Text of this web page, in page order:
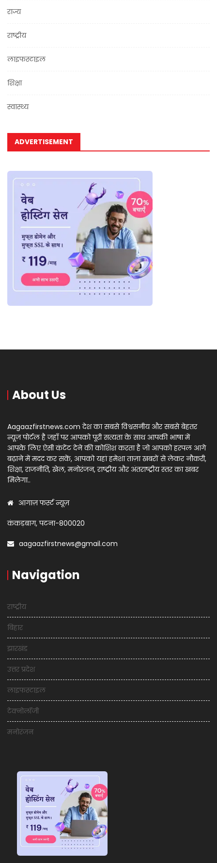
राज्य
राष्ट्रीय
लाइफस्टाइल
शिक्षा
स्वास्थ्य
ADVERTISEMENT
About Us
Aagaazfirstnews.com देश का सबसे विश्वसनीय और सबसे बेहतर
न्यूज़ पोर्टल है जहाँ पर आपको पूरी सत्यता के साथ आपकी भाषा में
आपके लिए ऐसी कंटेंट देने की कोशिश करता है जो आपको हरपल आगे
बढ़ाने में मदद कर सकें, आपको यहां हमेशा ताज़ा खबरों से लेकर नौकरी,
शिक्षा, राजनीति, खेल, मनोरंजन, राष्ट्रीय और अंतराष्ट्रीय स्तर का खबर
मिलेगा..
आगाज़ फर्स्ट न्यूज़
कंकड़बाग, पटना-800020
aagaazfirstnews@gmail.com
Navigation
राष्ट्रीय
बिहार
झारखंड
उत्तर प्रदेश
लाइफस्टाइल
टेक्नोलॉजी
मनोरंजन